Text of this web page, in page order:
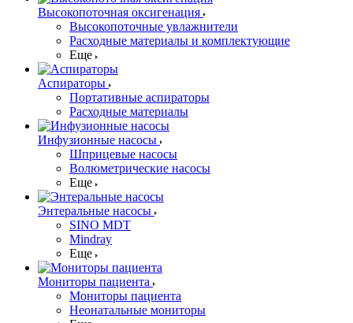
Высокопоточная оксигенация
Высокопоточные увлажнители
Расходные материалы и комплектующие
Еще
Аспираторы
Портативные аспираторы
Расходные материалы
Инфузионные насосы
Шприцевые насосы
Волюметрические насосы
Еще
Энтеральные насосы
SINO MDT
Mindray
Еще
Мониторы пациента
Мониторы пациента
Неонатальные мониторы